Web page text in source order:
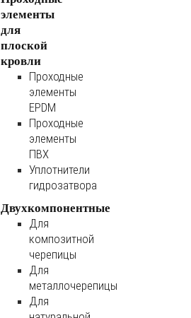
элементы
для
плоской
кровли
Проходные
элементы
EPDM
Проходные
элементы
ПВХ
Уплотнители
гидрозатвора
Двухкомпонентные
Для
композитной
черепицы
Для
металлочерепицы
Для